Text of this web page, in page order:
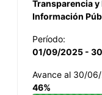
Transparencia y
Información
Período:
01/09/2025 -
Avance al 30/
46%